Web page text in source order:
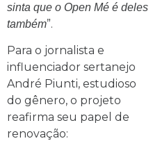
sinta que o Open Mé é deles
também”.
Para o jornalista e
influenciador sertanejo
André Piunti, estudioso
do gênero, o projeto
reafirma seu papel de
renovação: